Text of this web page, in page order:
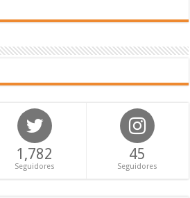
1,782
Seguidores
45
Seguidores